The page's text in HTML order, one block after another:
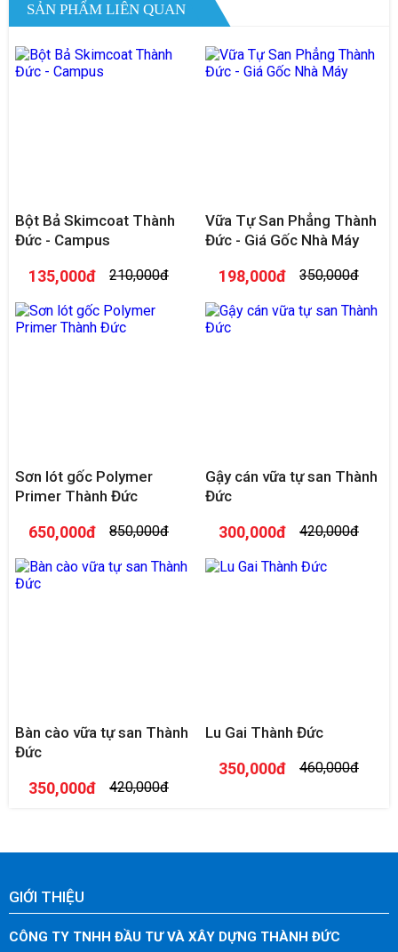
SẢN PHẨM LIÊN QUAN
Bột Bả Skimcoat Thành
Đức - Campus
135,000đ 210,000đ
Vữa Tự San Phẳng Thành
Đức - Giá Gốc Nhà Máy
198,000đ 350,000đ
Sơn lót gốc Polymer
Primer Thành Đức
650,000đ 850,000đ
Gậy cán vữa tự san Thành
Đức
300,000đ 420,000đ
Bàn cào vữa tự san Thành
Đức
350,000đ 420,000đ
Lu Gai Thành Đức
350,000đ 460,000đ
GIỚI THIỆU
CÔNG TY TNHH ĐẦU TƯ VÀ XÂY DỰNG THÀNH ĐỨC